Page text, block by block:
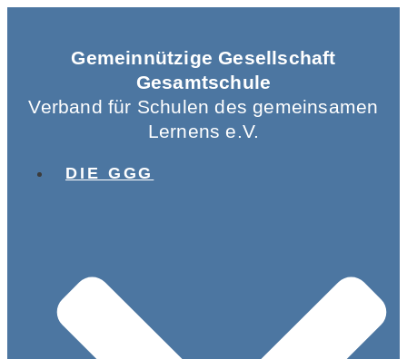
Gemeinnützige Gesellschaft
Gesamtschule
Verband für Schulen des gemeinsamen
Lernens e.V.
DIE GGG